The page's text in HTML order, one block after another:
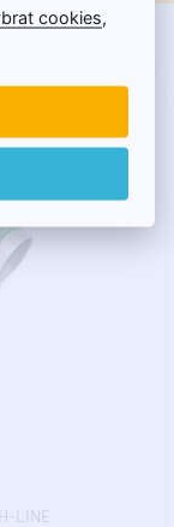
4,98€
LINE
cookies